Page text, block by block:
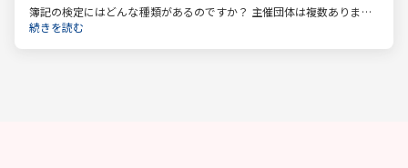
簿記の検定にはどんな種類があるのですか？ 主催団体は複数ありま
す。 もっとも評価の高い「日商検定」をお薦めします。
続きを読む